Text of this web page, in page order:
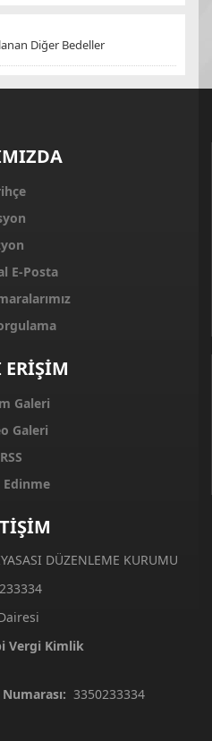
Diğer Bedeller
E-Posta
Galeri
Galeri
RSS
Edinme
DÜZENLEME KURUMU
Vergi Kimlik
3350233334